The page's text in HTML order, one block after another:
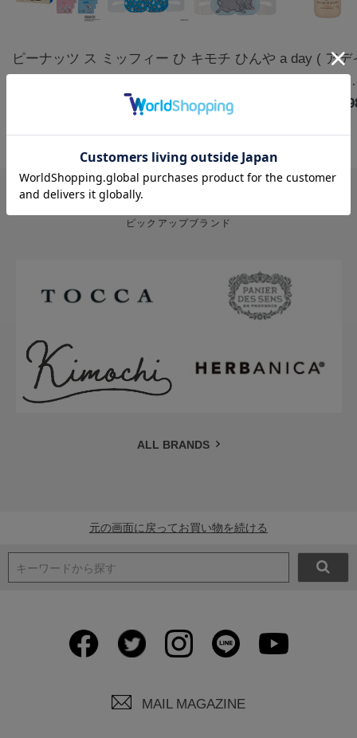
ピーナッツ ス
ミッフィー ひ
スク3枚 カモ
￥770
キモチ ひんや
5枚 無香料
a day ( アデ
) アロマルー
ムミスト フ
￥
PICK UP BRAND
ピックアップブランド
ALL BRANDS
元の画面に戻ってお買い物を続ける
キーワードから探す
MAIL MAGAZINE